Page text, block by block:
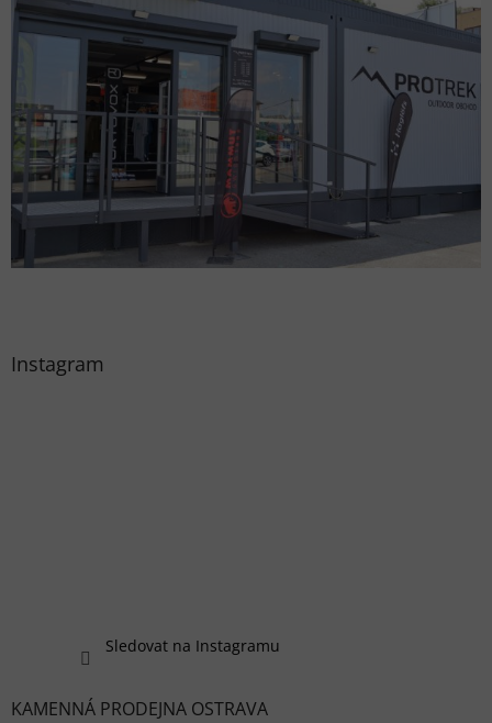
Instagram
Sledovat na Instagramu
KAMENNÁ PRODEJNA OSTRAVA